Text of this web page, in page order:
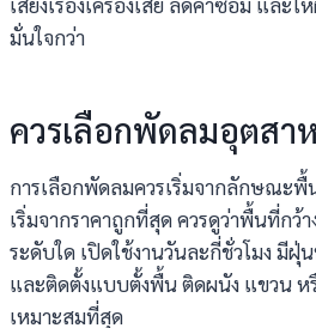
มั่นใจกว่า
ควรเลือกพัดลมอุตสา
การเลือกพัดลมควรเริ่มจากลักษณะพื้
เริ่มจากราคาถูกที่สุด ควรดูว่าพื้นที่กว้
ระดับใด เปิดใช้งานวันละกี่ชั่วโมง มี
และติดตั้งแบบตั้งพื้น ติดผนัง แขวน ห
เหมาะสมที่สุด